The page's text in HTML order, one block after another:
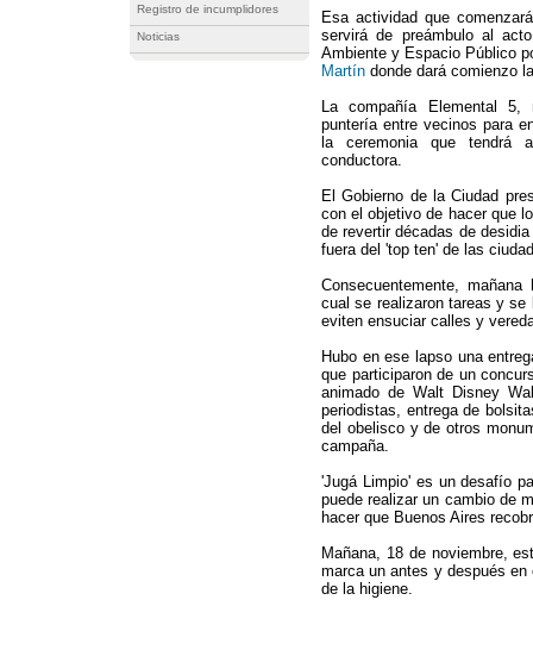
Registro de incumplidores
Noticias
Esa actividad que
servirá de preámbulo al
Ambiente y Espacio Público
Martín donde dará comienzo
La compañía Elemental 5,
puntería entre vecinos para
la ceremonia que tendrá
conductora.
El Gobierno de la Ciudad
con el objetivo de hacer que
de revertir décadas de
fuera del 'top ten' de las
Consecuentemente,
cual se realizaron tareas y se
eviten ensuciar calles y
Hubo en ese lapso una
que participaron de un
animado de Walt Disney
periodistas, entrega de
del obelisco y de otros
campaña.
'Jugá Limpio' es un desafío
puede realizar un cambio de
hacer que Buenos Aires
Mañana, 18 de noviembre,
marca un antes y después
de la higiene.